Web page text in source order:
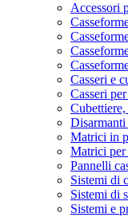
Accessori
Casseri e
Casseri
Disarmanti
Matrici in
Matrici per
Pannelli
Sistemi di
Sistemi di
Sistemi e